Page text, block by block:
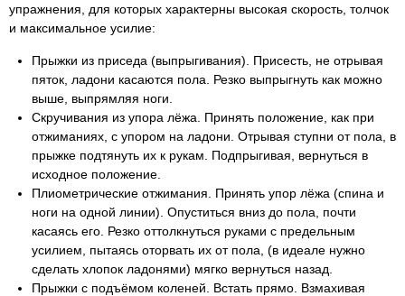
упражнения, для которых характерны высокая скорость, толчок
и максимальное усилие:
Прыжки из приседа (выпрыгивания). Присесть, не отрывая
пяток, ладони касаются пола. Резко выпрыгнуть как можно
выше, выпрямляя ноги.
Скручивания из упора лёжа. Принять положение, как при
отжиманиях, с упором на ладони. Отрывая ступни от пола, в
прыжке подтянуть их к рукам. Подпрыгивая, вернуться в
исходное положение.
Плиометрические отжимания. Принять упор лёжа (спина и
ноги на одной линии). Опуститься вниз до пола, почти
касаясь его. Резко оттолкнуться руками с предельным
усилием, пытаясь оторвать их от пола, (в идеале нужно
сделать хлопок ладонями) мягко вернуться назад.
Прыжки с подъёмом коленей. Встать прямо. Взмахивая